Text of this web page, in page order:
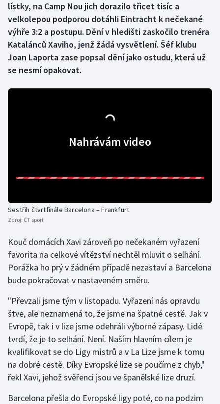
Florbal
Futsal
Golf
Krasobruslení
Lezení
Moderní pětiboj
Motorsport
Olympijské hry
Parasport
Plavání
Plážový volejbal
lístky, na Camp Nou jich dorazilo třicet tisíc a
velkolepou podporou dotáhli Eintracht k nečekané
výhře 3:2 a postupu. Dění v hledišti zaskočilo trenéra
Katalánců Xaviho, jenž žádá vysvětlení. Šéf klubu
Joan Laporta zase popsal dění jako ostudu, která už
se nesmí opakovat.
Nahrávám video
Sestřih čtvrtfinále Barcelona – Frankfurt
Zdroj: ČT sport
Kouč domácích Xavi zároveň po nečekaném vyřazení
favorita na celkové vítězství nechtěl mluvit o selhání.
Porážka ho prý v žádném případě nezastaví a Barcelona
bude pokračovat v nastaveném směru.
"Převzali jsme tým v listopadu. Vyřazení nás opravdu
štve, ale neznamená to, že jsme na špatné cestě. Jak v
Evropě, tak i v lize jsme odehráli výborné zápasy. Lidé
tvrdí, že je to selhání. Není. Naším hlavním cílem je
kvalifikovat se do Ligy mistrů a v La Lize jsme k tomu
na dobré cestě. Díky Evropské lize se poučíme z chyb,"
řekl Xavi, jehož svěřenci jsou ve španělské lize druzí.
Barcelona přešla do Evropské ligy poté, co na podzim